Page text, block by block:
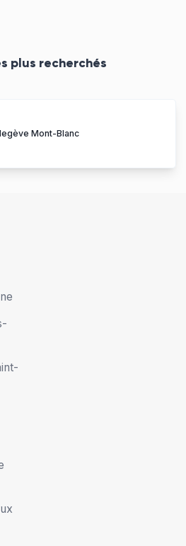
plus recherchés
Mont-Blanc